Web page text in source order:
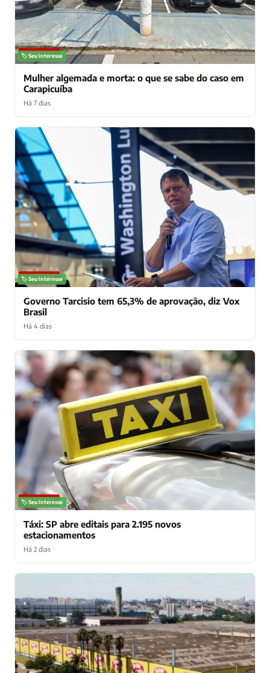
NOTÍCIAS
🏷️ Seu interesse
Mulher algemada e morta: o que se sabe do caso em
Carapicuíba
Há 7 dias
NOTÍCIAS
🏷️ Seu interesse
Governo Tarcisio tem 65,3% de aprovação, diz Vox
Brasil
Há 4 dias
NOTÍCIAS
🏷️ Seu interesse
Táxi: SP abre editais para 2.195 novos
estacionamentos
Há 2 dias